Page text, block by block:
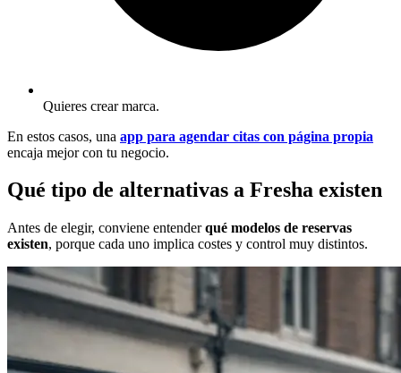
Quieres crear marca.
En estos casos, una app para agendar citas con página propia
encaja mejor con tu negocio.
Qué tipo de alternativas a Fresha existen
Antes de elegir, conviene entenderqué modelos de reservas
existen, porque cada uno implica costes y control muy distintos.